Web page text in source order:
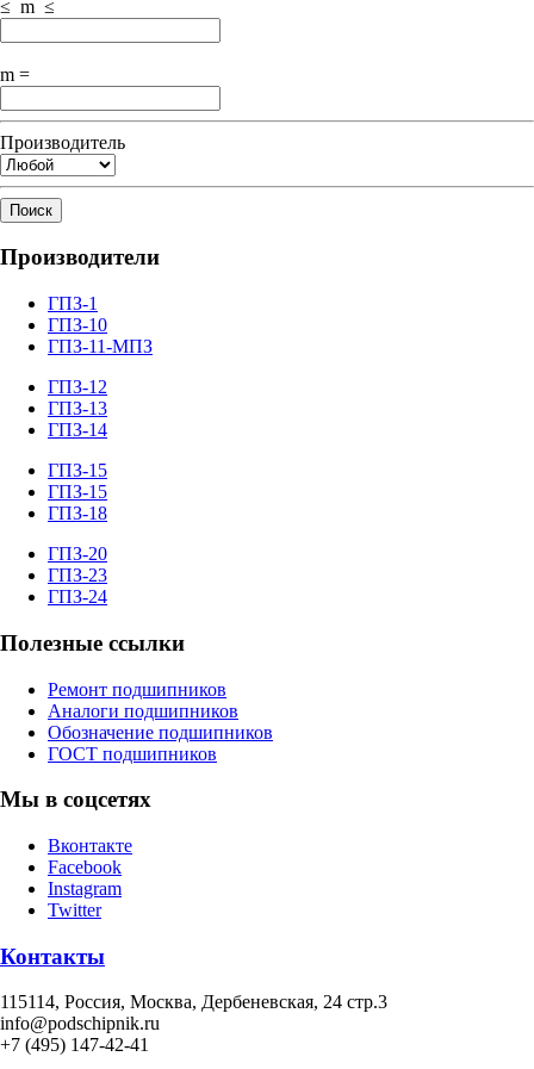
≤ m ≤
m =
Производитель
Поиск
Производители
ГПЗ-1
ГПЗ-10
ГПЗ-11-МПЗ
ГПЗ-12
ГПЗ-13
ГПЗ-14
ГПЗ-15
ГПЗ-15
ГПЗ-18
ГПЗ-20
ГПЗ-23
ГПЗ-24
Полезные ссылки
Ремонт подшипников
Аналоги подшипников
Обозначение подшипников
ГОСТ подшипников
Мы в соцсетях
Вконтакте
Facebook
Instagram
Twitter
Контакты
115114, Россия, Москва, Дербеневская, 24 стр.3
info@podschipnik.ru
+7 (495) 147-42-41